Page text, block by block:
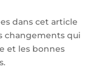
dans cet article
changements qui
et les bonnes